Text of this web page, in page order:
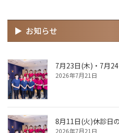
お知らせ
7月23日(木)・7月
2026年7月21日
8月11日(火)休診日
2026年7月21日